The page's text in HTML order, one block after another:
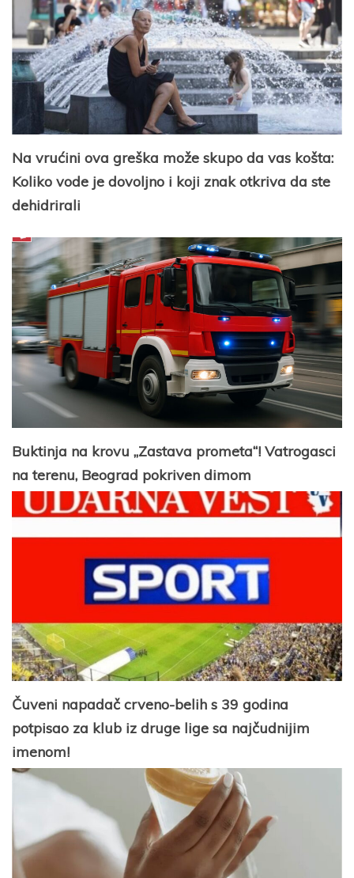
Na vrućini ova greška može skupo da vas košta:
Koliko vode je dovoljno i koji znak otkriva da ste
dehidrirali
Buktinja na krovu „Zastava prometa“! Vatrogasci
na terenu, Beograd pokriven dimom
Čuveni napadač crveno-belih s 39 godina
potpisao za klub iz druge lige sa najčudnijim
imenom!